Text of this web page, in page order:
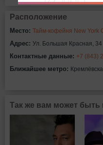
Расположение
Место: Тайм-кофейня New York
Адрес: Ул. Большая Красная, 34
Контактные данные: +7 (843)
Ближайшее метро:
Так же вам может быть